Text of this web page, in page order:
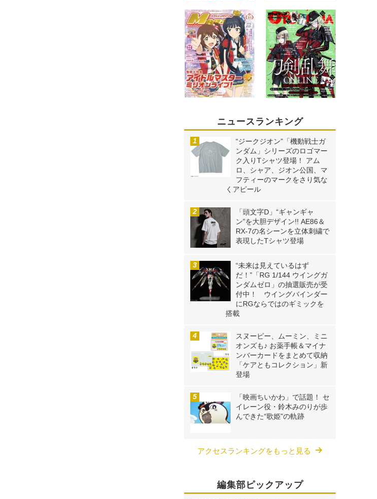
ニュースランキング
“ジークジオン”「機動戦士ガ
ンダム」シリーズのロゴマー
ク入りTシャツ登場！ アム
ロ、シャア、ジオン公国、マ
フティーのマークをさり気な
くアピール
「頭文字D」“ギャンギャ
ン”を大胆デザイン!! AE86＆
RX-7の名シーンを立体刺繍で
表現したTシャツ登場
“未来は見えているはず
だ！”「RG 1/144 ウイングガ
ンダムゼロ」の抽選販売が受
付中！ ウイングバインダー
にRGならではのギミックを
搭載
スヌーピー、ムーミン、ミニ
オンズも♪ お薬手帳＆マイナ
ンバーカードをまとめて収納
「ケアともコレクション」新
登場
「映画ちいかわ」で話題！ セ
イレーン役・鈴木みのりが歩
んできた“歌姫”の軌跡
アクセスランキングをもっと見る
編集部ピックアップ